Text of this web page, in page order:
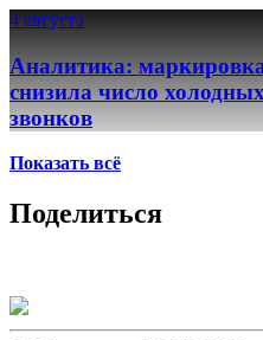
4 августа
Аналитика:
снизила число
звонков
Показать всё
Поделиться